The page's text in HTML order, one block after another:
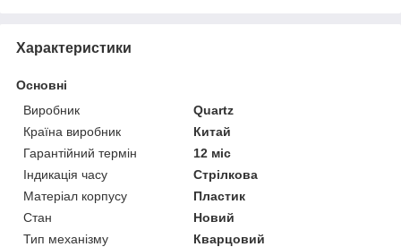
Характеристики
Основні
Виробник
Quartz
Країна виробник
Китай
Гарантійний термін
12 міс
Індикація часу
Стрілкова
Матеріал корпусу
Пластик
Стан
Новий
Тип механізму
Кварцовий